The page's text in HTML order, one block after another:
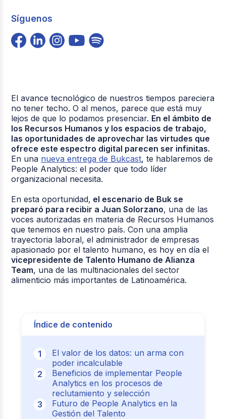
Síguenos
El avance tecnológico de nuestros tiempos pareciera
no tener techo. O al menos, parece que está muy
lejos de que lo podamos presenciar. En el ámbito de
los Recursos Humanos y los espacios de trabajo,
las oportunidades de aprovechar las virtudes que
ofrece este espectro digital parecen ser infinitas.
En una nueva entrega de Bukcast, te hablaremos de
People Analytics: el poder que todo líder
organizacional necesita.
En esta oportunidad, el escenario de Buk se
preparó para recibir a Juan Solorzano, una de las
voces autorizadas en materia de Recursos Humanos
que tenemos en nuestro país. Con una amplia
trayectoria laboral, el administrador de empresas
apasionado por el talento humano, es hoy en día el
vicepresidente de Talento Humano de Alianza
Team, una de las multinacionales del sector
alimenticio más importantes de Latinoamérica.
Índice de contenido
El valor de los datos: un arma con
poder incalculable
Beneficios de implementar People
Analytics en los procesos de
reclutamiento y selección
Futuro de People Analytics en la
Gestión del Talento